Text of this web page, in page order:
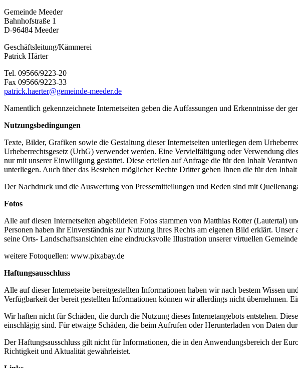
Gemeinde Meeder
Bahnhofstraße 1
D-96484 Meeder
Geschäftsleitung/Kämmerei
Patrick Härter
Tel. 09566/9223-20
Fax 09566/9223-33
patrick.haerter@gemeinde-meeder.de
Namentlich gekennzeichnete Internetseiten geben die Auffassungen und Erkenntnisse der
Nutzungsbedingungen
Texte, Bilder, Grafiken sowie die Gestaltung dieser Internetseiten unterliegen dem
Urheberrechtsgesetz (UrhG) verwendet werden. Eine Vervielfältigung oder Verwendung
nur mit unserer Einwilligung gestattet. Diese erteilen auf Anfrage die für den Inhalt
unterliegen. Auch über das Bestehen möglicher Rechte Dritter geben Ihnen die für den
Der Nachdruck und die Auswertung von Pressemitteilungen und Reden sind mit
Fotos
Alle auf diesen Internetseiten abgebildeten Fotos stammen von Matthias Rotter (Lautertal)
Personen haben ihr Einverständnis zur Nutzung ihres Rechts am eigenen Bild erklärt.
seine Orts- Landschaftsansichten eine eindrucksvolle Illustration unserer virtuellen
weitere Fotoquellen: www.pixabay.de
Haftungsausschluss
Alle auf dieser Internetseite bereitgestellten Informationen haben wir nach bestem Wissen
Verfügbarkeit der bereit gestellten Informationen können wir allerdings nicht übernehmen.
Wir haften nicht für Schäden, die durch die Nutzung dieses Internetangebots entstehen.
einschlägig sind. Für etwaige Schäden, die beim Aufrufen oder Herunterladen von Daten
Der Haftungsausschluss gilt nicht für Informationen, die in den Anwendungsbereich der
Richtigkeit und Aktualität gewährleistet.